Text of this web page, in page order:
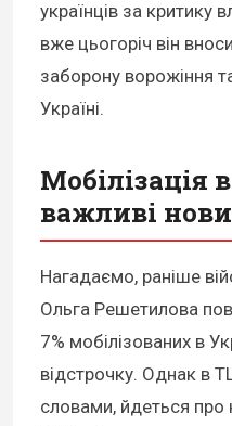
українців за критику
вже цьогоріч він
заборону ворожіння
Україні.
Мобілізація
важливі
Нагадаємо, раніше
Ольга Решетилова
7% мобілізованих в
відстрочку. Однак в
словами, йдеться про